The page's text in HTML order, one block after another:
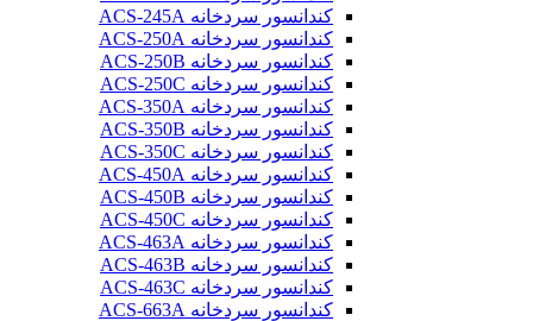
کندانسور سردخانه ACS-245A
کندانسور سردخانه ACS-250A
کندانسور سردخانه ACS-250B
کندانسور سردخانه ACS-250C
کندانسور سردخانه ACS-350A
کندانسور سردخانه ACS-350B
کندانسور سردخانه ACS-350C
کندانسور سردخانه ACS-450A
کندانسور سردخانه ACS-450B
کندانسور سردخانه ACS-450C
کندانسور سردخانه ACS-463A
کندانسور سردخانه ACS-463B
کندانسور سردخانه ACS-463C
کندانسور سردخانه ACS-663A